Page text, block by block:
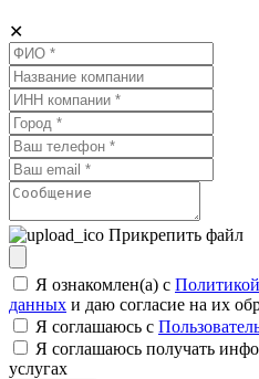
✕
Прикрепить файл
Я ознакомлен(а) с
данных и даю согласие на их
Я соглашаюсь c
Я соглашаюсь получать
услугах